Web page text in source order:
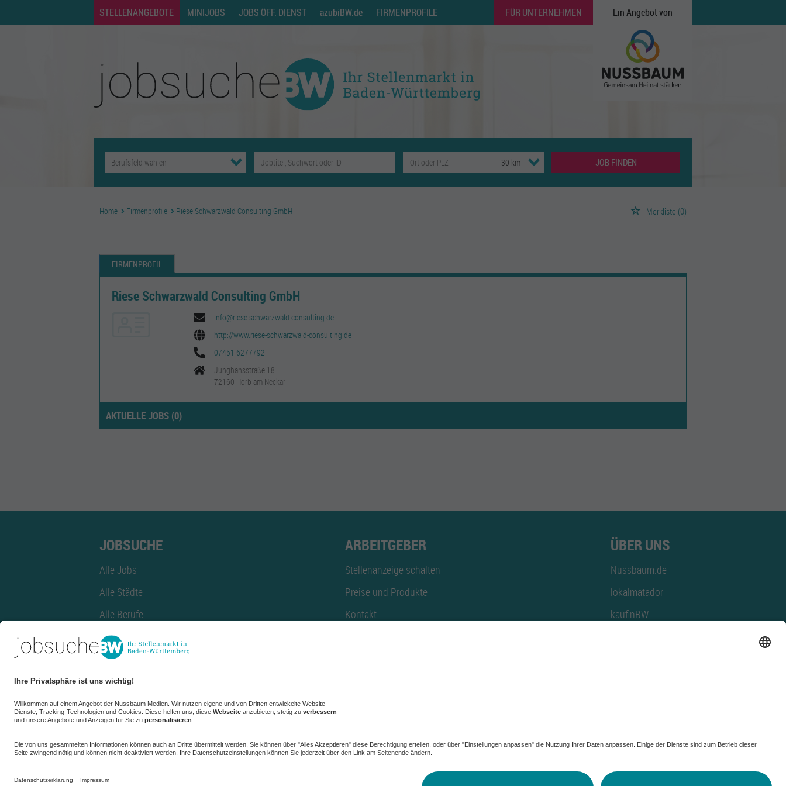
STELLENANGEBOTE MINIJOBS JOBS ÖFF. DIENST azubiBW.de FIRMENPROFILE FÜR UNTERNEHMEN Ein Angebot von
JOB FINDEN
Home Firmenprofile Riese Schwarzwald Consulting GmbH Merkliste (0)
FIRMENPROFIL
Riese Schwarzwald Consulting GmbH
info@riese-schwarzwald-consulting.de
http://www.riese-schwarzwald-consulting.de
07451 6277792
Junghansstraße 18
72160 Horb am Neckar
AKTUELLE JOBS (0)
JOBSUCHE
Alle Jobs
Alle Städte
Alle Berufe
Alle Berufe nach Stadt
Alle Tätigkeitsbereiche
Alle Tätigkeitsbereiche nach Stadt
azubiBW.de
Minijobs
Firmenprofil
ARBEITGEBER
Stellenanzeige schalten
Preise und Produkte
Kontakt
ÜBER UNS
Nussbaum.de
lokalmatador
kaufinBW